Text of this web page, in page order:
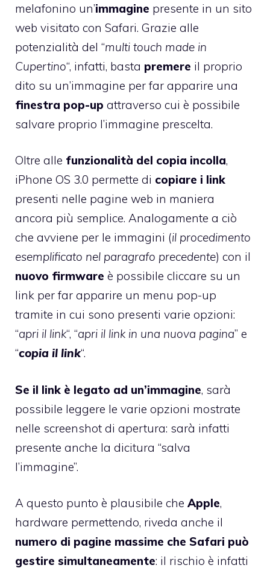
melafonino un’immagine presente in un sito
web visitato con Safari. Grazie alle
potenzialità del “multi touch made in
Cupertino“, infatti, basta premere il proprio
dito su un’immagine per far apparire una
finestra pop-up attraverso cui è possibile
salvare proprio l’immagine prescelta.
Oltre alle funzionalità del copia incolla,
iPhone OS 3.0 permette di copiare i link
presenti nelle pagine web in maniera
ancora più semplice. Analogamente a ciò
che avviene per le immagini (il procedimento
esemplificato nel paragrafo precedente) con il
nuovo firmware è possibile cliccare su un
link per far apparire un menu pop-up
tramite in cui sono presenti varie opzioni:
“apri il link“, “apri il link in una nuova pagina” e
“copia il link“.
Se il link è legato ad un’immagine, sarà
possibile leggere le varie opzioni mostrate
nelle screenshot di apertura: sarà infatti
presente anche la dicitura “salva
l’immagine”.
A questo punto è plausibile che Apple,
hardware permettendo, riveda anche il
numero di pagine massime che Safari può
gestire simultaneamente: il rischio è infatti